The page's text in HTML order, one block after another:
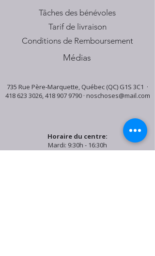
Tâches des bénévoles
Tarif de livraison
Conditions de Remboursement
Médias
735 Rue Père-Marquette, Québec (QC) G1S 3C1 ·
418 623 3026,418 907 9790· noschoses@mail.com
Horaire du centre:
Mardi: 9:30h - 16:30h